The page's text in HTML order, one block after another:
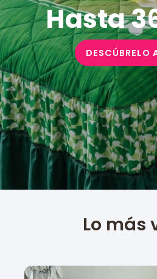
Hasta
DESCÚBRELO
Lo más